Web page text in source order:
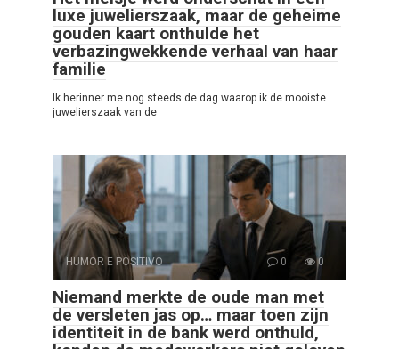
luxe juwelierszaak, maar de geheime
gouden kaart onthulde het
verbazingwekkende verhaal van haar
familie
Ik herinner me nog steeds de dag waarop ik de mooiste
juwelierszaak van de
HUMOR E POSITIVO 0 0
Niemand merkte de oude man met
de versleten jas op… maar toen zijn
identiteit in de bank werd onthuld,